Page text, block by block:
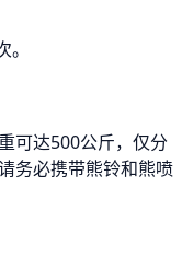
可达500公斤，仅分
务必携带熊铃和熊喷